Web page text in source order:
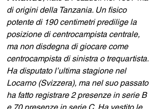
di origini della Tanzania. Un fisico
potente di 190 centimetri predilige la
posizione di centrocampista centrale,
ma non disdegna di giocare come
centrocampista di sinistra o trequartista.
Ha disputato l’ultima stagione nel
Locarno (Svizzera), ma nel suo passato
ha fatto registrare 2 presenze in serie B